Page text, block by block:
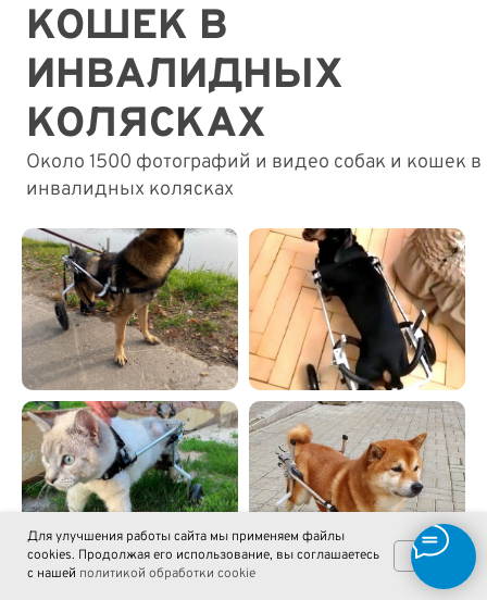
Инвалидные коляски
для собак
Для улучшения работы сайта мы применяем файлы
cookies. Продолжая его использование, вы соглашаетесь
с нашей политикой обработки cookie
OK